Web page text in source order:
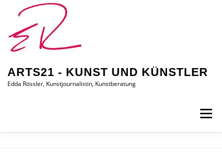
ARTS21 - KUNST UND KÜNSTLER
Edda Rössler, Kunstjournalistin, Kunstberatung
Menü